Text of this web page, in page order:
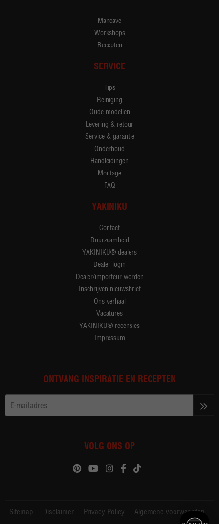
Mancave
Workshops
Recepten
SERVICE
Tips
Reiniging
Oude modellen
Levering & retour
Service & garantie
Onderhoud
Handleidingen
Montage
FAQ
YAKINIKU
Contact
Duurzaamheid
YAKINIKU® dealers
Dealer login
Dealer/importeur worden
Inschrijven nieuwsbrief
Ons verhaal
Vacatures
YAKINIKU® recensies
Impressum
ONTVANG INSPIRATIE EN RECEPTEN
VOLG ONS OP
Sitemap Disclaimer Privacy Policy Algemene voorwaarden